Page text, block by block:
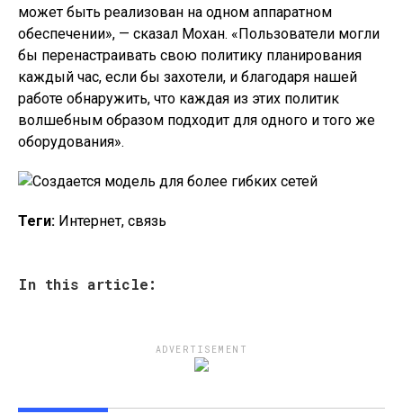
может быть реализован на одном аппаратном
обеспечении», — сказал Мохан. «Пользователи могли
бы перенастраивать свою политику планирования
каждый час, если бы захотели, и благодаря нашей
работе обнаружить, что каждая из этих политик
волшебным образом подходит для одного и того же
оборудования».
Теги: Интернет, связь
In this article:
ADVERTISEMENT